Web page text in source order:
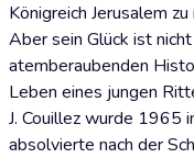
Königreich Jerusalem
Aber sein Glück ist
atemberaubenden
Leben eines jungen
J. Couillez wurde 1965
absolvierte nach der